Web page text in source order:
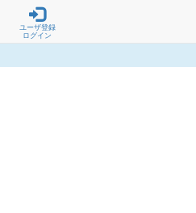
ユーザ登録
ログイン